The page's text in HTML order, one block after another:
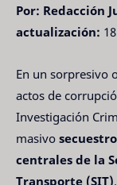
Por: Redacción
actualización:
En un sorpresivo
actos de
Investigación
masivo
centrales de la
Transporte (SIT)